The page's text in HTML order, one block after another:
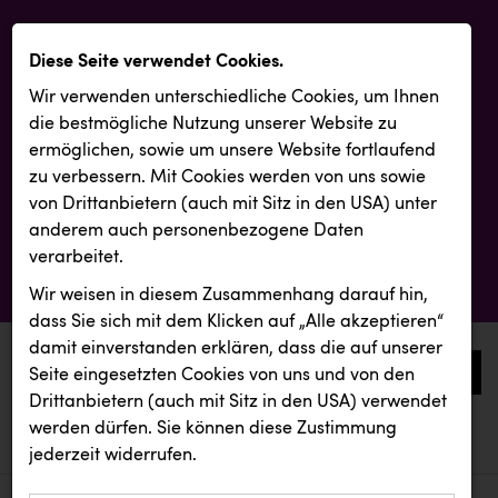
0
aktuelle aussendungen
aktuelle aussendungen
Diese Seite verwendet Cookies.
Wir verwenden unterschiedliche Cookies, um Ihnen
die best­mögliche Nutzung unserer Website zu
ermöglichen, sowie um unsere Website fortlaufend
zu verbessern. Mit Cookies werden von uns sowie
von Drittanbietern (auch mit Sitz in den USA) unter
anderem auch personenbezogene Daten
verarbeitet.
Wir weisen in diesem Zusammenhang darauf hin,
dass Sie sich mit dem Klicken auf „Alle akzeptieren“
damit ein­ver­standen erklären, dass die auf unserer
Seite eingesetzten Cookies von uns und von den
Drittanbietern (auch mit Sitz in den USA) verwendet
werden dürfen. Sie können diese Zustimmung
jederzeit widerrufen.